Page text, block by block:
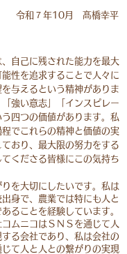
​​令和７年10月 髙橋幸平
自己に残された能力を最大
性を追求することで人々に
与えるという精神がありま
強い意志」「インスピレー
四つの価値があります。私
でこれらの精神と価値の実
おり、最大限の努力をする
くださる皆様にこの気持ち
を大切にしたいです。私は
身で、農業では特にも人と
ることを経験しています。
ムニコはＳＮＳを通じて人
る会社であり、私は会社の
て人と人との繋がりの実現